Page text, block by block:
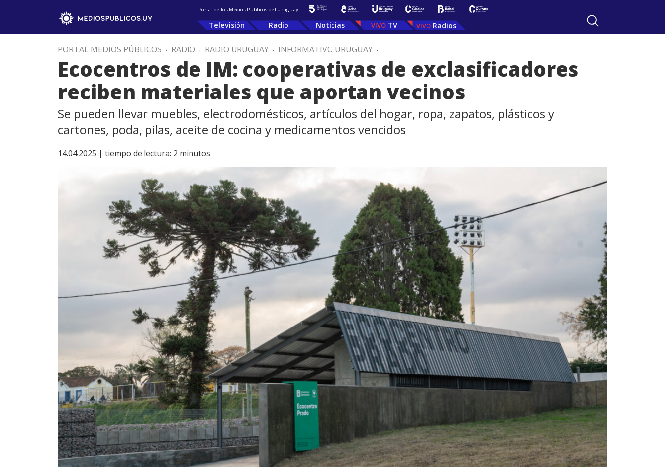
Portal de los Medios Públicos del Uruguay
Televisión Radio Noticias TV Radios
PORTAL MEDIOS PÚBLICOS . RADIO . RADIO URUGUAY . INFORMATIVO URUGUAY .
Ecocentros de IM: cooperativas de exclasificadores
reciben materiales que aportan vecinos
Se pueden llevar muebles, electrodomésticos, artículos del hogar, ropa, zapatos, plásticos y
cartones, poda, pilas, aceite de cocina y medicamentos vencidos
14.04.2025 | tiempo de lectura: 2 minutos